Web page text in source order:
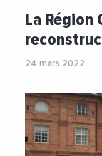
#EtienneGuyot
#Montauban
#Sante
La Région
24 mars 2022